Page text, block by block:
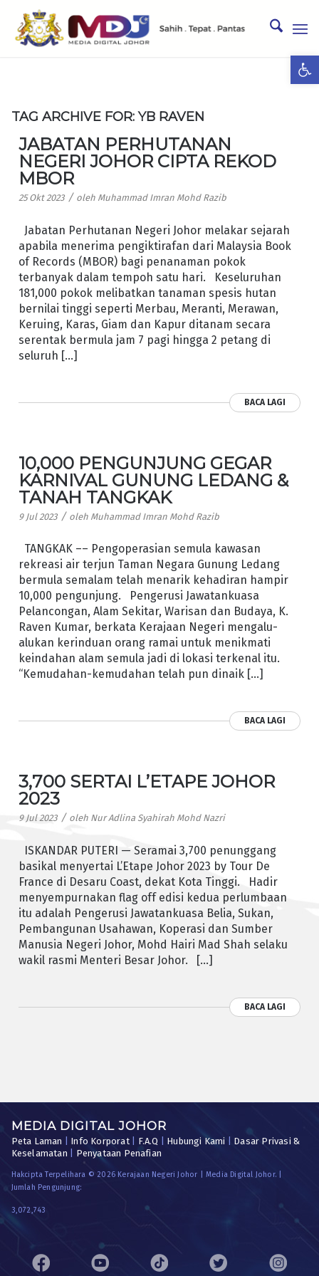
TAG ARCHIVE FOR:YB RAVEN
JABATAN PERHUTANAN
NEGERI JOHOR CIPTA REKOD
MBOR
25 Okt 2023 / oleh Muhammad Imran Mohd Razib
Jabatan Perhutanan Negeri Johor melakar sejarah
apabila menerima pengiktirafan dari Malaysia Book
of Records (MBOR) bagi penanaman pokok
terbanyak dalam tempoh satu hari. Keseluruhan
181,000 pokok melibatkan tanaman spesis hutan
bernilai tinggi seperti Merbau, Meranti, Merawan,
Keruing, Karas, Giam dan Kapur ditanam secara
serentak bermula jam 7 pagi hingga 2 petang di
seluruh […]
BACA LAGI
10,000 PENGUNJUNG GEGAR
KARNIVAL GUNUNG LEDANG &
TANAH TANGKAK
9 Jul 2023 / oleh Muhammad Imran Mohd Razib
TANGKAK –– Pengoperasian semula kawasan
rekreasi air terjun Taman Negara Gunung Ledang
bermula semalam telah menarik kehadiran hampir
10,000 pengunjung. Pengerusi Jawatankuasa
Pelancongan, Alam Sekitar, Warisan dan Budaya, K.
Raven Kumar, berkata Kerajaan Negeri mengalu-
alukan kerinduan orang ramai untuk menikmati
keindahan alam semula jadi di lokasi terkenal itu.
“Kemudahan-kemudahan telah pun dinaik […]
BACA LAGI
3,700 SERTAI L’ETAPE JOHOR
2023
9 Jul 2023 / oleh Nur Adlina Syahirah Mohd Nazri
ISKANDAR PUTERI — Seramai 3,700 penunggang
basikal menyertai L’Etape Johor 2023 by Tour De
France di Desaru Coast, dekat Kota Tinggi. Hadir
menyempurnakan flag off edisi kedua perlumbaan
itu adalah Pengerusi Jawatankuasa Belia, Sukan,
Pembangunan Usahawan, Koperasi dan Sumber
Manusia Negeri Johor, Mohd Hairi Mad Shah selaku
wakil rasmi Menteri Besar Johor. […]
BACA LAGI
MEDIA DIGITAL JOHOR
Peta Laman Info Korporat| F.A.Q Hubungi Kami
Dasar Privasi &
Keselamatan
Penyataan Penafian
Hakcipta Terpelihara © 2026 Kerajaan Negeri Johor | Media Digital Johor. |
Jumlah Pengunjung:
3,072,743